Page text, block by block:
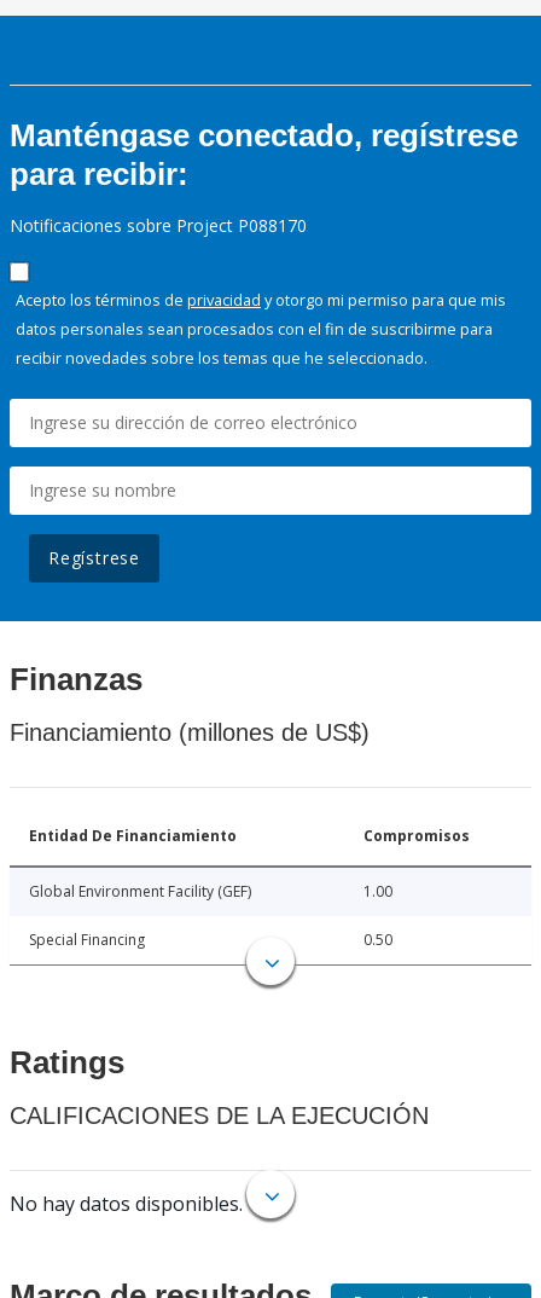
Manténgase conectado, regístrese
para recibir:
Notificaciones sobre Project P088170
Acepto los términos de privacidad y otorgo mi permiso para que mis
datos personales sean procesados con el fin de suscribirme para
recibir novedades sobre los temas que he seleccionado.
Regístrese
Finanzas
Financiamiento (millones de US$)
Entidad De Financiamiento Compromisos
Global Environment Facility (GEF) 1.00
Special Financing 0.50
Ratings
CALIFICACIONES DE LA EJECUCIÓN
No hay datos disponibles.